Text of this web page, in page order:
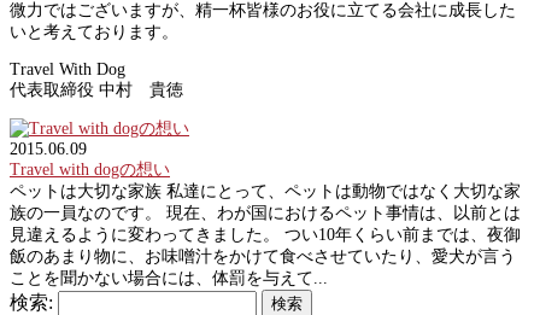
微力ではございますが、精一杯皆様のお役に立てる会社に成長した
いと考えております。
Travel With Dog
代表取締役 中村 貴徳
2015.06.09
Travel with dogの想い
ペットは大切な家族 私達にとって、ペットは動物ではなく大切な家
族の一員なのです。 現在、わが国におけるペット事情は、以前とは
見違えるように変わってきました。 つい10年くらい前までは、夜御
飯のあまり物に、お味噌汁をかけて食べさせていたり、愛犬が言う
ことを聞かない場合には、体罰を与えて...
検索: